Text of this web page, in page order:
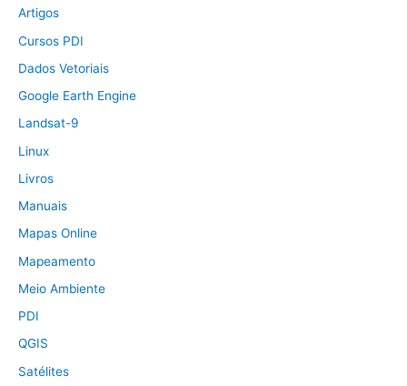
Artigos
Cursos PDI
Dados Vetoriais
Google Earth Engine
Landsat-9
Linux
Livros
Manuais
Mapas Online
Mapeamento
Meio Ambiente
PDI
QGIS
Satélites